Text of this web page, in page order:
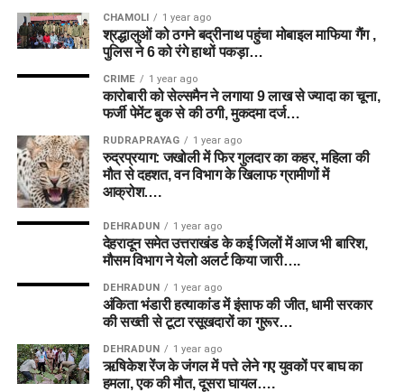
CHAMOLI 1 year ago
श्रद्धालुओं को ठगने बद्रीनाथ पहुंचा मोबाइल माफिया गैंग ,
पुलिस ने 6 को रंगे हाथों पकड़ा…
CRIME 1 year ago
कारोबारी को सेल्समैन ने लगाया 9 लाख से ज्यादा का चूना,
फर्जी पेमेंट बुक से की ठगी, मुकदमा दर्ज…
RUDRAPRAYAG 1 year ago
रुद्रप्रयाग: जखोली में फिर गुलदार का कहर, महिला की
मौत से दहशत, वन विभाग के खिलाफ ग्रामीणों में
आक्रोश….
DEHRADUN 1 year ago
देहरादून समेत उत्तराखंड के कई जिलों में आज भी बारिश,
मौसम विभाग ने येलो अलर्ट किया जारी….
DEHRADUN 1 year ago
अंकिता भंडारी हत्याकांड में इंसाफ की जीत, धामी सरकार
की सख्ती से टूटा रसूखदारों का गुरूर…
DEHRADUN 1 year ago
ऋषिकेश रेंज के जंगल में पत्ते लेने गए युवकों पर बाघ का
हमला, एक की मौत, दूसरा घायल….